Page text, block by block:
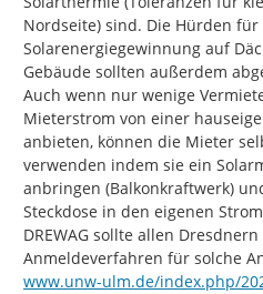
Nordseite) sind. Die Hürden für
Solarenergiegewinnung auf
Gebäude sollten außerdem
Auch wenn nur wenige
Mieterstrom von einer
anbieten, können die Mieter
verwenden indem sie ein
anbringen (Balkonkraftwerk)
Steckdose in den eigenen
DREWAG sollte allen
Anmeldeverfahren für solche
www.unw-ulm.de/index.php/